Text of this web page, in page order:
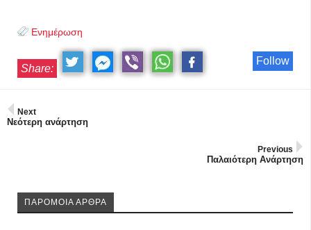
Ενημέρωση
Follow
Share:
Next
Νεότερη ανάρτηση
Previous
Παλαιότερη Ανάρτηση
ΠΑΡΟΜΟΙΑ ΑΡΘΡΑ